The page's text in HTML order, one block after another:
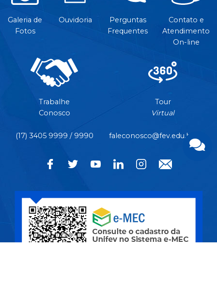
Galeria de
Fotos
Ouvidoria
Perguntas
Frequentes
Contato e
Atendimento
On-line
Trabalhe
Conosco
Tour
Virtual
(17) 3405 9999 / 9990 faleconosco@fev.edu.br